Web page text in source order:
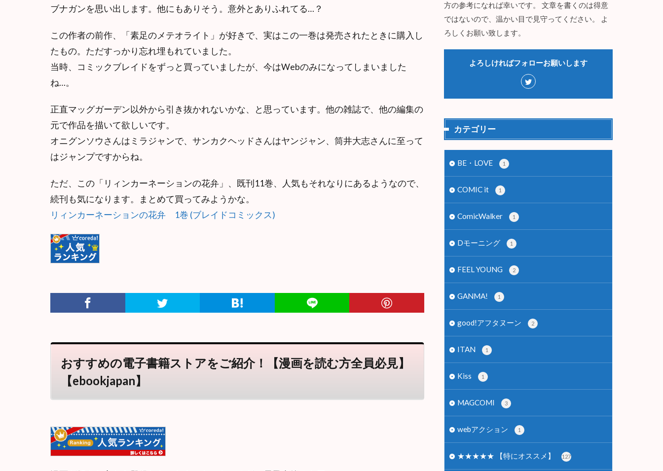
ブナガンを思い出します。他にもありそう。意外とありふれてる…？
この作者の前作、「素足のメテオライト」が好きで、実はこの一巻は発売されたときに購入し
たもの。ただすっかり忘れ埋もれていました。
当時、コミックブレイドをずっと買っていましたが、今はWebのみになってしまいました
ね…。
正直マッグガーデン以外から引き抜かれないかな、と思っています。他の雑誌で、他の編集の
元で作品を描いて欲しいです。
オニグンソウさんはミラジャンで、サンカクヘッドさんはヤンジャン、筒井大志さんに至って
はジャンプですからね。
ただ、この「リィンカーネーションの花弁」、既刊11巻、人気もそれなりにあるようなので、
続刊も気になります。まとめて買ってみようかな。
リィンカーネーションの花弁 1巻 (ブレイドコミックス)
おすすめの電子書籍ストアをご紹介！【漫画を読む方全員必見】
【ebookjapan】
方の参考になれば幸いです。 文章を書くのは得意
ではないので、温かい目で見守ってください。 よ
ろしくお願い致します。
よろしければフォローお願いします
カテゴリー
BE・LOVE 1
COMIC it 1
ComicWalker 1
Dモーニング 1
FEEL YOUNG 2
GANMA! 1
good!アフタヌーン 2
ITAN 1
Kiss 1
MAGCOMI 3
webアクション 1
★★★★★ 【特にオススメ】 127